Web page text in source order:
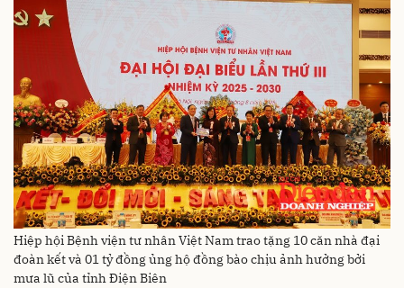
Hiệp hội Bệnh viện tư nhân Việt Nam trao tặng 10 căn nhà đại
đoàn kết và 01 tỷ đồng ủng hộ đồng bào chịu ảnh hưởng bởi
mưa lũ của tỉnh Điện Biên